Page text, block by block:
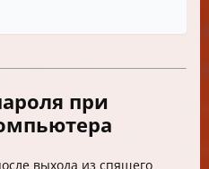
при
выхода из спящего